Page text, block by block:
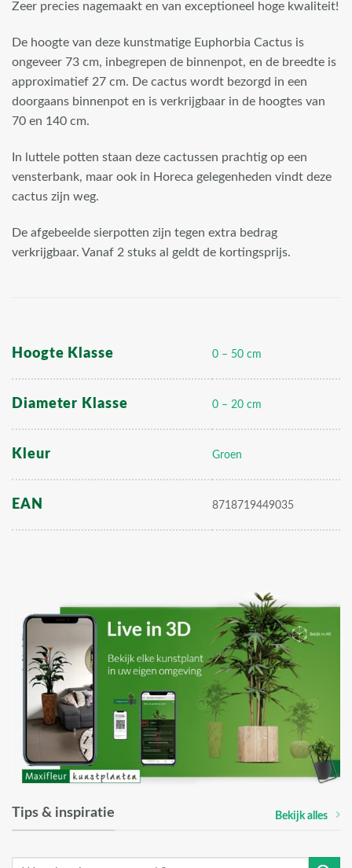
Zeer precies nagemaakt en van exceptioneel hoge kwaliteit!
De hoogte van deze kunstmatige Euphorbia Cactus is
ongeveer 73 cm, inbegrepen de binnenpot, en de breedte is
approximatief 27 cm. De cactus wordt bezorgd in een
doorgaans binnenpot en is verkrijgbaar in de hoogtes van
70 en 140 cm.
In luttele potten staan deze cactussen prachtig op een
vensterbank, maar ook in Horeca gelegenheden vindt deze
cactus zijn weg.
De afgebeelde sierpotten zijn tegen extra bedrag
verkrijgbaar. Vanaf 2 stuks al geldt de kortingsprijs.
Hoogte Klasse 0 – 50 cm
Diameter Klasse 0 – 20 cm
Kleur Groen
EAN 8718719449035
Tips & inspiratie Bekijk alles